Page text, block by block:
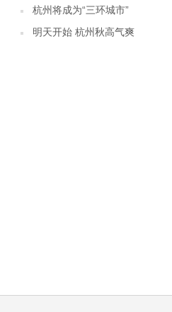
杭州将成为“三环城市”
明天开始 杭州秋高气爽